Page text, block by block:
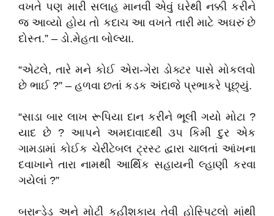
વખતે પણ મારી સલાહ માનવી એવું ઘરેથી નક્કી કરીને
જ આવ્યો હોય તો કદાચ આ વખતે તારી માટે અઘરું છે
દોસ્ત.” – ડો.મેહતા બોલ્યા.
“એટલે, તારે મને કોઈ એરા-ગેરા ડોક્ટર પાસે મોકલવો
છે ભાઈ ?” – હળવા છતાં કડક અંદાજે પ્રભાકરે પૂછ્યું.
“સાડા બાર લાખ રૂપિયા દાન કરીને ભૂલી ગયો મોટા ?
યાદ છે ? આપને અમદાવાદથી ૩૫ કિમી દુર એક
ગામડામાં કોઈક ચેરીટેબલ ટ્રસ્ટ દ્વારા ચાલતાં આંખના
દવાખાને તારા નામથી આર્થિક સહાયની લ્હાણી કરવા
ગયેલાં ?”
બ્રાન્ડેડ અને મોટી કહીશકાય તેવી હોસ્પિટલો માંથી